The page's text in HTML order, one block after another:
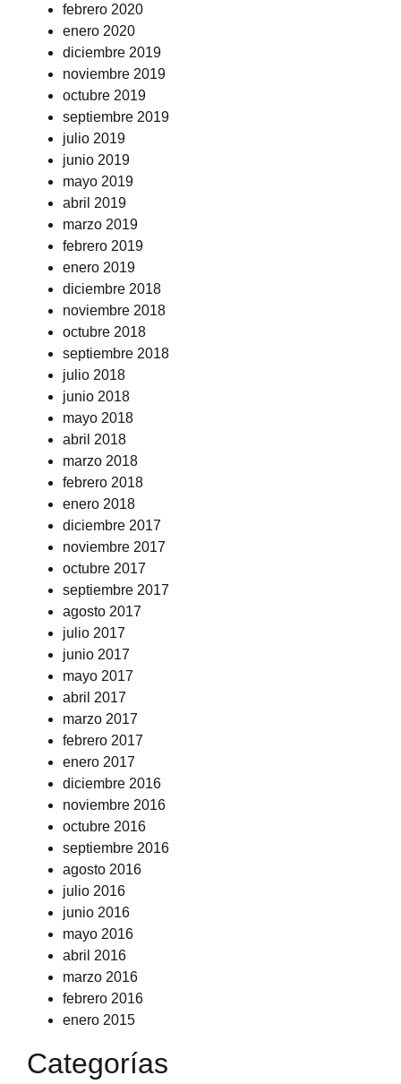
febrero 2020
enero 2020
diciembre 2019
noviembre 2019
octubre 2019
septiembre 2019
julio 2019
junio 2019
mayo 2019
abril 2019
marzo 2019
febrero 2019
enero 2019
diciembre 2018
noviembre 2018
octubre 2018
septiembre 2018
julio 2018
junio 2018
mayo 2018
abril 2018
marzo 2018
febrero 2018
enero 2018
diciembre 2017
noviembre 2017
octubre 2017
septiembre 2017
agosto 2017
julio 2017
junio 2017
mayo 2017
abril 2017
marzo 2017
febrero 2017
enero 2017
diciembre 2016
noviembre 2016
octubre 2016
septiembre 2016
agosto 2016
julio 2016
junio 2016
mayo 2016
abril 2016
marzo 2016
febrero 2016
enero 2015
Categorías